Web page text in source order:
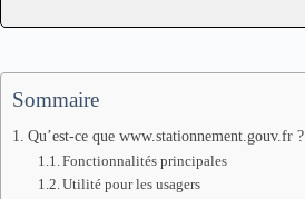
Sommaire
Qu’est-ce que www.stationnement.gouv.fr ?
Fonctionnalités principales
Utilité pour les usagers